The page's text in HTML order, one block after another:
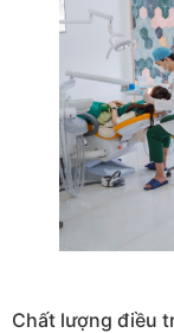
Chất lượng điều